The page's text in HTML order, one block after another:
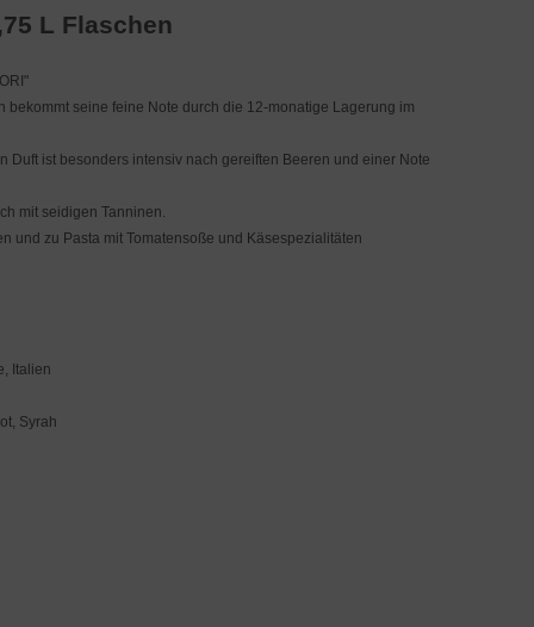
L Flaschen
bekommt seine feine Note durch die 12-monatige Lagerung im
ist besonders intensiv nach gereiften Beeren und einer Note
mit seidigen Tanninen.
und zu Pasta mit Tomatensoße und Käsespezialitäten
Italien
Syrah